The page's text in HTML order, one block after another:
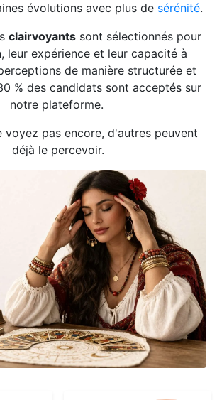
évolutions avec plus de sérénité.
clairvoyants sont sélectionnés pour
leur expérience et leur capacité à
de manière structurée et
% des candidats sont acceptés sur
notre plateforme.
voyez pas encore, d'autres peuvent
déjà le percevoir.